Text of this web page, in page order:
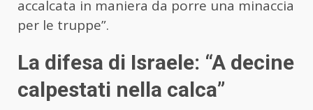
accalcata in maniera da porre una minaccia
per le truppe”.
La difesa di Israele: “A decine
calpestati nella calca”